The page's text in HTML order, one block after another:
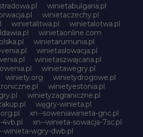
winietabulgaria.pl
winietaczechy.pl
winietalitwa.pl
winietalotwa.pl
winietaonline.com
winietarumunia.pl
winietaslowacja.pl
winietaszwajcaria.pl
winietawegry.pl
winiety.org
winietydrogowe.pl
winietyestonia.pl
winietyzagraniczne.pl
węgry-winieta.pl
xn--soweniawinieta-gnc.pl
xn--winieta-sowacja-7sc.pl
winieta-wgry-dwb.pl